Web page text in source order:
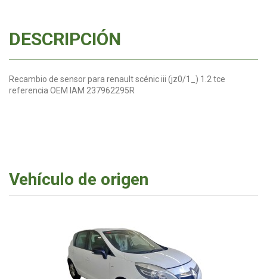
DESCRIPCIÓN
Recambio de sensor para renault scénic iii (jz0/1_) 1.2 tce
referencia OEM IAM 237962295R
Vehículo de origen